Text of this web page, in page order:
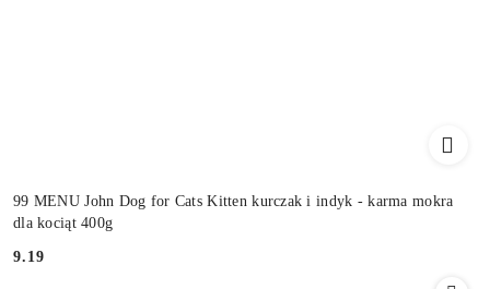
99 MENU John Dog for Cats Kitten kurczak i indyk - karma mokra
dla kociąt 400g
Cena:
9.19